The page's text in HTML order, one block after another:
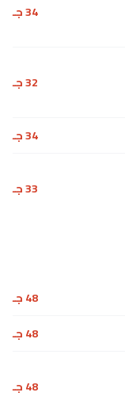
34 جـ
32 جـ
34 جـ
33 جـ
48 جـ
48 جـ
48 جـ